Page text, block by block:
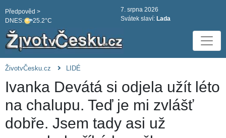
DNES: 25.2°C
Předpověd >
7. srpna 2026
Svátek slaví: Lada
ŽivotvČesku.cz LIDÉ
Ivanka Devátá si odjela užít léto
na chalupu. Teď je mi zvlášť
dobře. Jsem tady asi už